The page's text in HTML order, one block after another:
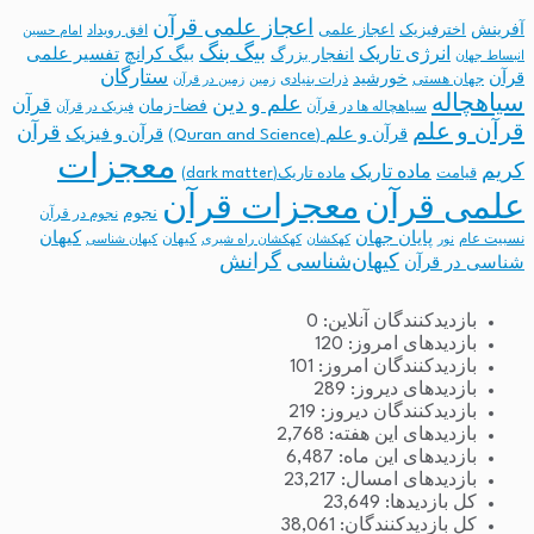
آفرینش اخترفیزیک اعجاز علمی اعجاز علمی قرآن افق رویداد امام حسین
انبساط جهان انرژی تاریک انفجار بزرگ بیگ بنگ بیگ کرانچ تفسیر علمی
قرآن جهان هستی خورشید ذرات بنیادی زمین زمین در قرآن ستارگان
سیاهچاله سیاهچاله ها در قرآن علم و دین فضا-زمان فیزیک در قرآن قرآن
قرآن و علم قرآن و علم (Quran and Science) قرآن و فیزیک قرآن
کریم قیامت ماده تاریک ماده تاریک(dark matter)
معجزات
علمی قرآن معجزات قرآن نجوم نجوم در قرآن
نسبیت عام نور پایان جهان کهکشان کهکشان راه شیری کیهان کیهان شناسی
کیهان
شناسی در قرآن
کیهان‌شناسی گرانش
بازدیدکنندگان آنلاین: 0
بازدیدهای امروز: 120
بازدیدکنندگان امروز: 101
بازدیدهای دیروز: 289
بازدیدکنندگان دیروز: 219
بازدیدهای این هفته: 2,768
بازدیدهای این ماه: 6,487
بازدیدهای امسال: 23,217
کل بازدیدها: 23,649
کل بازدیدکنند‌گان: 38,061